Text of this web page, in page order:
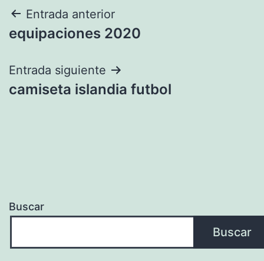
Navegación
de
entradas
Entrada anterior
equipaciones 2020
Entrada siguiente
camiseta islandia futbol
Buscar
Buscar